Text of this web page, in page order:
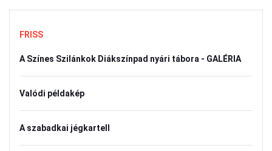
FRISS
A Színes Szilánkok Diákszínpad nyári tábora - GALÉRIA
Valódi példakép
A szabadkai jégkartell